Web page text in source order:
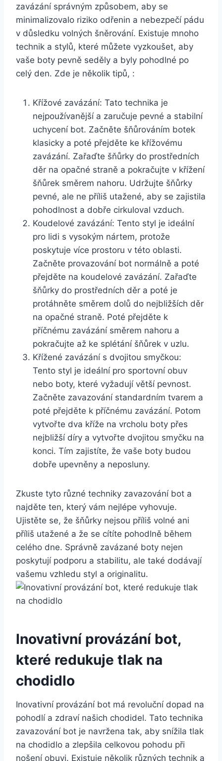
zavázání správným​ způsobem, aby se
minimalizovalo riziko odřenin a nebezpečí pádu
v důsledku volných šněrování. Existuje mnoho
technik a stylů, které můžete vyzkoušet, aby
vaše boty pevně seděly a byly pohodlné po
celý ⁤den. Zde je několik tipů, :
Křížové ‌zavázání: Tato technika je
nejpoužívanější a zaručuje pevné a stabilní
uchycení ​bot. Začněte šňůrováním botek
klasicky a poté přejděte ke křížovému
zavázání. Zařaďte šňůrky do prostředních
děr na opačné straně a pokračujte v křížení
šňůrek směrem nahoru. Udržujte ⁣šňůrky
pevné, ale ne příliš utažené,​ aby se zajistila
pohodlnost a dobře cirkuloval vzduch.
Koudelové zavázání: Tento​ styl je‍ ideální ​
pro lidi‍ s‍ vysokým nártem, protože
poskytuje více prostoru v této oblasti.
Začněte provazování bot normálně‍ a⁣ poté
přejděte ‌na koudelové zavázání. Zařaďte
šňůrky do prostředních děr a poté je
protáhněte směrem ​dolů do nejbližších děr
na opačné straně. Poté přejděte k⁣
příčnému zavázání směrem nahoru a
pokračujte až ke splétání šňůrek v uzlu.
Křížené zavázání s dvojitou smyčkou:
Tento styl je ideální pro sportovní obuv
nebo boty, které vyžadují⁣ větší pevnost.⁣
Začněte zavazování standardním‍ tvarem a
poté přejděte k příčnému zavázání. Potom
vytvořte dva ⁢kříže na vrcholu boty přes
nejbližší díry a vytvořte dvojitou smyčku⁣ na
konci. Tím zajistíte, že vaše boty budou
dobře upevněny a neposluny.
Zkuste tyto různé techniky zavazování bot a
⁢najděte ten, který vám nejlépe vyhovuje.
Ujistěte se, že⁤ šňůrky​ nejsou příliš volné ani
příliš utažené a že se cítíte pohodlně během
celého dne. Správně zavázané boty nejen
poskytují podporu a⁢ stabilitu, ale také dodávají⁣
vašemu ⁢vzhledu styl a originalitu.
Inovativní provázání bot,
které redukuje tlak na
chodidlo
Inovativní provázání ​bot má⁤ revoluční dopad na
pohodlí ⁢a zdraví našich chodidel. Tato technika
zavazování ⁤bot je navržena tak,​ aby snížila tlak
na chodidlo a zlepšila celkovou pohodu při
nošení obuvi. Existuje ⁢několik různých technik a